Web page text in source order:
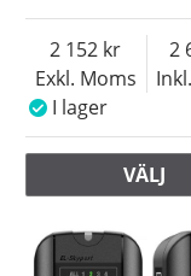
Exkl. Moms
2 152
2
I lager
VÄLJ